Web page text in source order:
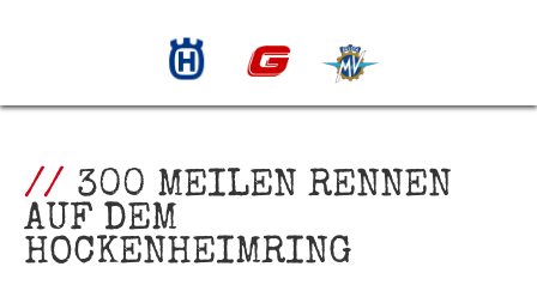
300 MEILEN RENNEN
AUF DEM
HOCKENHEIMRING